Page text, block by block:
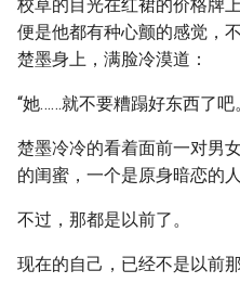
校草的目光在红裙的价格牌
便是他都有种心颤的感觉，
楚墨身上，满脸冷漠道：
“她……就不要糟蹋好东西了吧
楚墨冷冷的看着面前一对男
的闺蜜，一个是原身暗恋的人
不过，那都是以前了。
现在的自己，已经不是以前